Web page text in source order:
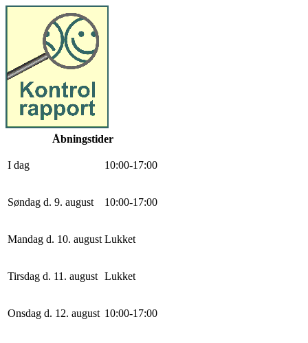
Åbningstider
I dag 10:00-17:00
Søndag d. 9. august 10:00-17:00
Mandag d. 10. august Lukket
Tirsdag d. 11. august Lukket
Onsdag d. 12. august 10:00-17:00